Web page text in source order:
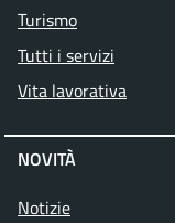
Turismo
Tutti i servizi
Vita lavorativa
NOVITÀ
Notizie